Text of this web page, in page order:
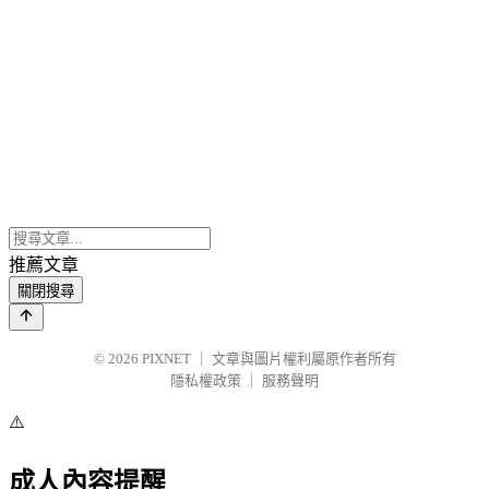
推薦文章
關閉搜尋
© 2026 PIXNET
文章與圖片權利屬原作者所有
隱私權政策
服務聲明
⚠️
成人內容提醒